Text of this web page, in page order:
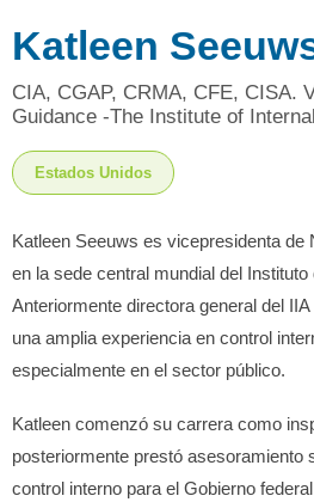
Katleen
CIA, CGAP, CRMA, CFE, CISA.
Guidance -The Institute of
Estados Unidos
Katleen Seeuws es vicepresidenta de
en la sede central mundial del
Anteriormente directora general del
una amplia experiencia en control
especialmente en el sector público.
Katleen comenzó su carrera como
posteriormente prestó asesoramiento
control interno para el Gobierno